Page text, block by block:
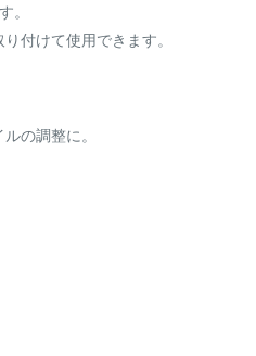
。
付けて使用できます。
の調整に。